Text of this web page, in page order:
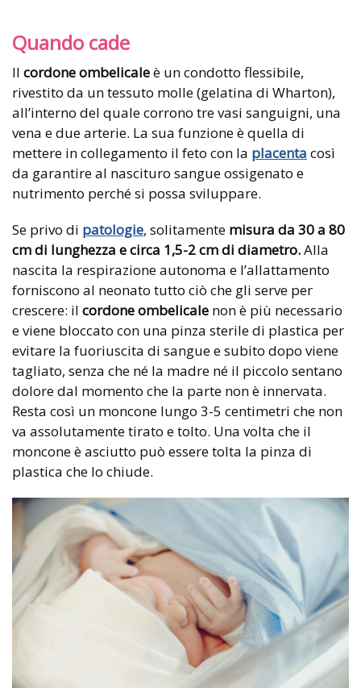
Quando cade
Il cordone ombelicaleè un condotto flessibile,
rivestito da un tessuto molle (gelatina di Wharton),
all’interno del quale corrono tre vasi sanguigni, una
vena e due arterie. La sua funzione è quella di
mettere in collegamento il feto con la placenta così
da garantire al nascituro sangue ossigenato e
nutrimento perché si possa sviluppare.
Se privo di patologie, solitamente misura da 30 a 80
cm di lunghezza e circa 1,5-2 cm di diametro.Alla
nascita la respirazione autonoma e l’allattamento
forniscono al neonato tutto ciò che gli serve per
crescere: il cordone ombelicale non è più necessario
e viene bloccato con una pinza sterile di plastica per
evitare la fuoriuscita di sangue e subito dopo viene
tagliato, senza che né la madre né il piccolo sentano
dolore dal momento che la parte non è innervata.
Resta così un moncone lungo 3-5 centimetri che non
va assolutamente tirato e tolto. Una volta che il
moncone è asciutto può essere tolta la pinza di
plastica che lo chiude.